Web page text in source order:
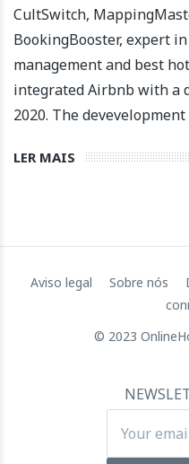
CultSwitch,
BookingBooster, expert
management and best
integrated Airbnb with a
2020. The
LER MAIS
Aviso legal Sobre nós
© 2023